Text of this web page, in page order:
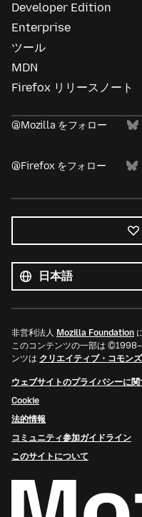
Developer Edition
Enterprise
ツール
MDN
Firefox リリースノート
@Mozilla をフォロー
@Firefox をフォロー
べ
て
の
言
言
語
非営利法人 Mozilla Foundation
このコンテンツの一部は
ンツは クリエイティブ・コモン
ウェブサイトのプライバシーに
Cookie
法的情報
コミュニティ参加ガイドライン
このサイトについて